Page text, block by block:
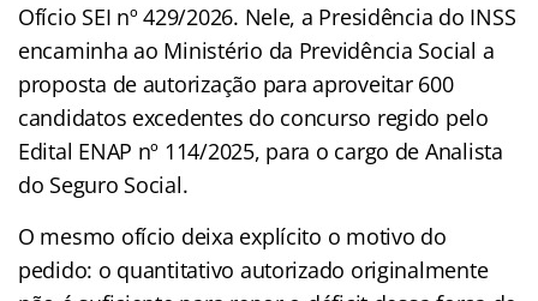
Ofício SEI nº 429/2026. Nele, a Presidência do INSS
encaminha ao Ministério da Previdência Social a
proposta de autorização para aproveitar 600
candidatos excedentes do concurso regido pelo
Edital ENAP nº 114/2025, para o cargo de Analista
do Seguro Social.
O mesmo ofício deixa explícito o motivo do
pedido: o quantitativo autorizado originalmente